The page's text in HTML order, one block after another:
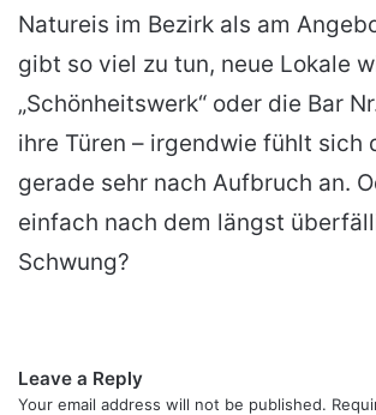
Natureis im Bezirk als am
gibt so viel zu tun, neue Lokale
„Schönheitswerk“ oder die Bar
ihre Türen – irgendwie fühlt sich
gerade sehr nach Aufbruch an.
einfach nach dem längst
Schwung?
Leave a Reply
Your email address will not be published.